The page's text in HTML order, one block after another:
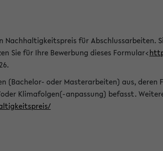
für Abschlussarbeiten.
Sie für Ihre Bewerbung dieses Formular<
(Bachelor- oder Masterarbeiten) aus, deren
Klimafolgen(-anpassung) befasst.